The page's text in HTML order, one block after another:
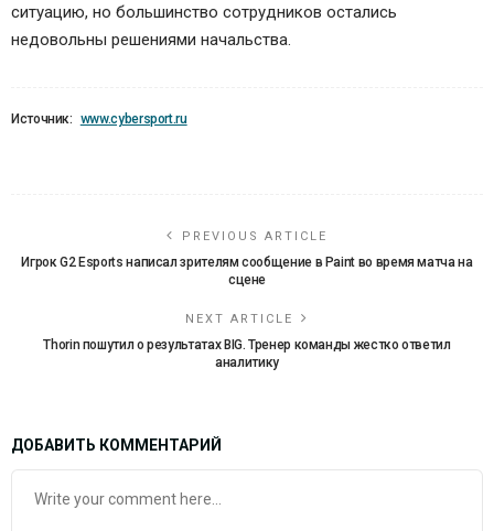
ситуацию, но большинство сотрудников остались
недовольны решениями начальства.
Источник: www.cybersport.ru
PREVIOUS ARTICLE
Игрок G2 Esports написал зрителям сообщение в Paint во время матча на
сцене
NEXT ARTICLE
Thorin пошутил о результатах BIG. Тренер команды жестко ответил
аналитику
ДОБАВИТЬ КОММЕНТАРИЙ